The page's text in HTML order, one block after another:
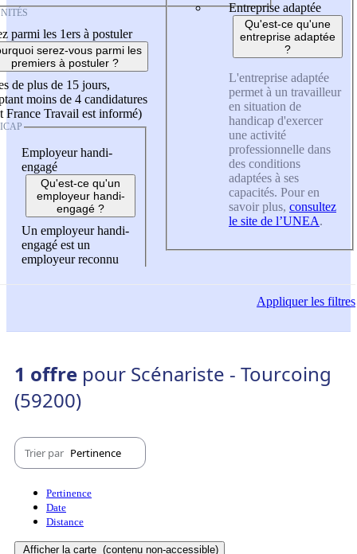
parmi les 1ers à postuler
serez-vous parmi les
premiers à postuler ?
de plus de 15 jours,
moins de 4 candidatures
France Travail est informé)
Employeur handi-
engagé
Qu'est-ce qu'un
employeur handi-
engagé ?
Un employeur handi-
engagé est un
employeur reconnu
Entreprise adaptée
Qu'est-ce qu'une
entreprise adaptée
?
L'entreprise adaptée
permet à un travailleur
en situation de
handicap d'exercer
une activité
professionnelle dans
des conditions
adaptées à ses
capacités. Pour en
savoir plus, consultez
le site de l’UNEA.
Appliquerles filtres
1 offre pour Scénariste - Tourcoing
(59200)
Trier par Pertinence
Pertinence
Date
Distance
Afficher la carte (contenu non-accessible)